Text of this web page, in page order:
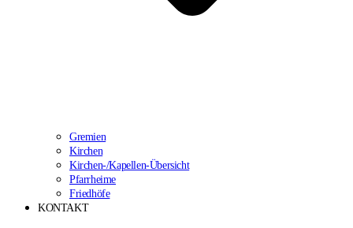
Gremien
Kirchen
Kirchen-/Kapellen-Übersicht
Pfarrheime
Friedhöfe
KONTAKT